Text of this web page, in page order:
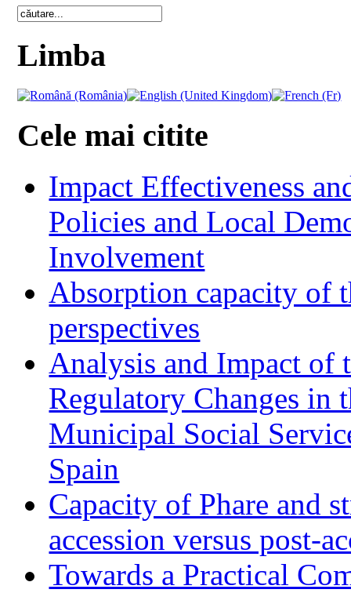
Limba
Cele mai citite
Impact Effectiveness
Policies and Local
Involvement
Absorption capacity of
perspectives
Analysis and Impact of
Regulatory Changes in
Municipal Social
Spain
Capacity of Phare and
accession versus post-
Towards a Practical